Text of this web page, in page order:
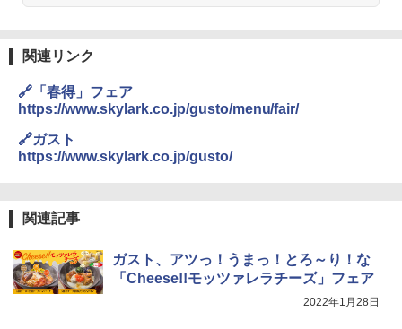
3
4
￥2,989
ーム調理 フラットテーブル トースト機
4
TOSHIBA(東芝) スチームオーブンレン
ジ 石窯ドーム ER-D80A(K) ブラック 25
関連リンク
🔗「春得」フェア
https://www.skylark.co.jp/gusto/menu/fair/
🔗ガスト
https://www.skylark.co.jp/gusto/
関連記事
ガスト、アツっ！うまっ！とろ～り！な
「Cheese!!モッツァレラチーズ」フェア
2022年1月28日